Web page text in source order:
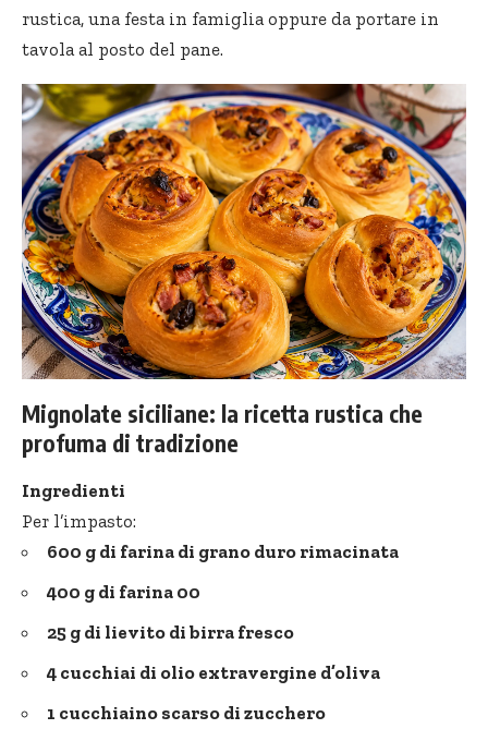
rustica, una festa in famiglia oppure da portare in
tavola al posto del pane.
Mignolate siciliane: la ricetta rustica che
profuma di tradizione
Ingredienti
Per l’impasto:
600 g di farina di grano duro rimacinata
400 g di farina 00
25 g di lievito di birra fresco
4 cucchiai di olio extravergine d’oliva
1 cucchiaino scarso di zucchero